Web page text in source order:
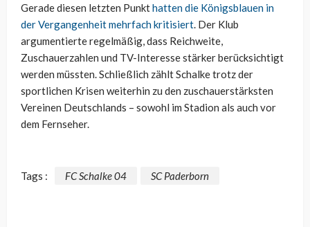
Gerade diesen letzten Punkthatten die Königsblauen in
der Vergangenheit mehrfach kritisiert. Der Klub
argumentierte regelmäßig, dass Reichweite,
Zuschauerzahlen und TV-Interesse stärker berücksichtigt
werden müssten. Schließlich zählt Schalke trotz der
sportlichen Krisen weiterhin zu den zuschauerstärksten
Vereinen Deutschlands – sowohl im Stadion als auch vor
dem Fernseher.
Tags : FC Schalke 04 SC Paderborn